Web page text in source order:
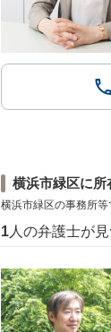
横浜市緑区に所
横浜市緑区の事務所等
1 人の弁護士が